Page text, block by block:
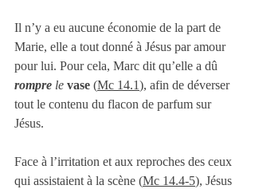
Il n’y a eu aucune économie de la part de
Marie, elle a tout donné à Jésus par amour
pour lui. Pour cela, Marc dit qu’elle a dû
rompre le vase (Mc 14.1), afin de déverser
tout le contenu du flacon de parfum sur
Jésus.
Face à l’irritation et aux reproches des ceux
qui assistaient à la scène (Mc 14.4-5), Jésus